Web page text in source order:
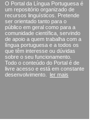
O Portal da Língua Portuguesa é
um repositório organizado de
recursos linguísticos. Pretende
ser orientado tanto para o
público em geral como para a
comunidade científica, servindo
de apoio a quem trabalha com a
língua portuguesa e a todos os
que têm interesse ou dúvidas
sobre o seu funcionamento.
Todo o conteúdo do Portal é de
livre acesso e está em constante
desenvolvimento.
ler mais